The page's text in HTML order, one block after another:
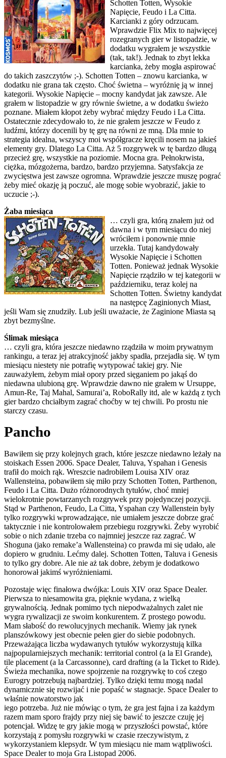
Schotten Totten, Wysokie
Napięcie, Feudo i La Citta.
Karcianki z góry odrzucam.
Wprawdzie Flix Mix to najwięcej
rozegranych gier w listopadzie, w
dodatku wygrałem je wszystkie
(tak, tak!). Jednak to zbyt lekka
karcianka, żeby mogła aspirować
do takich zaszczytów ;-). Schotten Totten – znowu karcianka, w
dodatku nie grana tak często. Choć świetna – wyróżnię ją w innej
kategorii. Wysokie Napięcie – mocny kandydat jak zawsze. Ale
grałem w listopadzie w gry równie świetne, a w dodatku świeżo
poznane. Miałem kłopot żeby wybrać między Feudo i La Citta.
Ostatecznie zdecydowało to, że nie grałem jeszcze w Feudo z
ludźmi, którzy docenili by tę grę na równi ze mną. Dla mnie to
strategia idealna, wszyscy moi współgracze kręcili nosem na jakieś
elementy gry. Dlatego La Citta. Aż 5 rozgrywek w tę bardzo długą
przecież grę, wszystkie na poziomie. Mocna gra. Pełnokrwista,
ciężka, mózgożerna, bardzo, bardzo przyjemna. Satysfakcja ze
zwycięstwa jest zawsze ogromna. Wprawdzie jeszcze muszę pograć
żeby mieć okazję ją poczuć, ale mogę sobie wyobrazić, jakie to
uczucie ;-).
Żaba miesiąca
… czyli gra, którą znałem już od
dawna i w tym miesiącu do niej
wróciłem i ponownie mnie
urzekła. Tutaj kandydowały
Wysokie Napięcie i Schotten
Totten. Ponieważ jednak Wysokie
Napięcie rządziło w tej kategorii w
październiku, teraz kolej na
Schotten Totten. Świetny kandydat
na następcę Zaginionych Miast,
jeśli Wam się znudziły. Lub jeśli uważacie, że Zaginione Miasta są
zbyt bezmyślne.
Ślimak miesiąca
… czyli gra, która jeszcze niedawno rządziła w moim prywatnym
rankingu, a teraz jej atrakcyjność jakby spadła, przejadła się. W tym
miesiącu niestety nie potrafię wytypować takiej gry. Nie
zauważyłem, żebym miał opory przed sięganiem po jakąś do
niedawna ulubioną grę. Wprawdzie dawno nie grałem w Ursuppe,
Amun-Re, Taj Mahal, Samurai’a, RoboRally itd, ale w każdą z tych
gier bardzo chciałbym zagrać choćby w tej chwili. Po prostu nie
starczy czasu.
Pancho
Bawiłem się przy kolejnych grach, które jeszcze niedawno leżały na
stoiskach Essen 2006. Space Dealer, Taluva, Yspahan i Genesis
trafił do moich rąk. Wreszcie nadrobiłem Louisa XIV oraz
Wallensteina, pobawiłem się miło przy Schotten Totten, Parthenon,
Feudo i La Citta. Dużo różnorodnych tytułów, choć mniej
wielokrotnie powtarzanych rozgrywek przy pojedynczej pozycji.
Stąd w Parthenon, Feudo, La Citta, Yspahan czy Wallenstein były
tylko rozgrywki wprowadzające, nie umiałem jeszcze dobrze grać
taktycznie i nie kontrolowałem przebiegu rozgrywki. Żeby wyrobić
sobie o nich zdanie trzeba co najmniej jeszcze raz zagrać. W
Shoguna (jako remake’a Wallensteina) co prawda mi się udało, ale
dopiero w grudniu. Lećmy dalej. Schotten Totten, Taluva i Genesis
to tylko gry dobre. Ale nie aż tak dobre, żebym je dodatkowo
honorował jakimś wyróżnieniami.
Pozostaje więc finałowa dwójka: Louis XIV oraz Space Dealer.
Pierwsza to niesamowita gra, pięknie wydana, z wielką
grywalnością. Jednak pomimo tych niepodważalnych zalet nie
wygra rywalizacji ze swoim konkurentem. Z prostego powodu.
Mam słabość do rewolucyjnych mechanik. Wiemy jak rynek
planszówkowy jest obecnie pełen gier do siebie podobnych.
Przeważająca liczba wydawanych tytułów wykorzystują kilka
najpopularniejszych mechanik: territorial control (a la El Grande),
tile placement (a la Carcassonne), card drafting (a la Ticket to Ride).
Świeża mechanika, nowe spojrzenie na rozgrywkę to coś czego
Eurogry potrzebują najbardziej. Tylko dzięki temu mogą nadal
dynamicznie się rozwijać i nie popaść w stagnacje. Space Dealer to
właśnie nowatorstwo jak
iego potrzeba. Już nie mówiąc o tym, że gra jest fajna i za każdym
razem mam sporo frajdy przy niej się bawić to jeszcze czuję jej
potencjał. Widzę te gry jakie mogą w przyszłości powstać, które
korzystają z pomysłu rozgrywki w czasie rzeczywistym, z
wykorzystaniem klepsydr. W tym miesiącu nie mam wątpliwości.
Space Dealer to moja Gra Listopad 2006.